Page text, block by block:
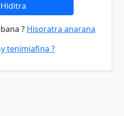
Hiditra
? Hisoratra anarana
tenimiafina ?